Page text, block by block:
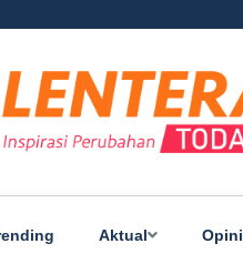
Aktual Opini